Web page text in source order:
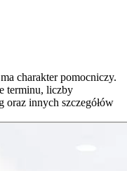
charakter pomocniczy.
terminu, liczby
oraz innych szczegółów